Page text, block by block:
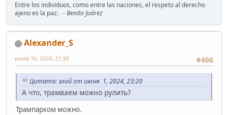
Entre los individuos, como entre las naciones, el respeto al derecho
ajeno es la paz. - Benito Juárez
Alexander_S
#406
июля 16, 2024, 21:39
Цитата: злой от июня 1, 2024, 23:20
А что, трамваем можно рулить?
Трампарком можно.